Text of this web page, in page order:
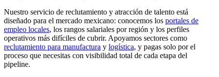
Nuestro servicio de reclutamiento y atracción de talento está
diseñado para el mercado mexicano: conocemos los portales de
empleo locales, los rangos salariales por región y los perfiles
operativos más difíciles de cubrir. Apoyamos sectores como
reclutamiento para manufactura y logística, y pagas solo por el
proceso que necesitas con visibilidad total de cada etapa del
pipeline.